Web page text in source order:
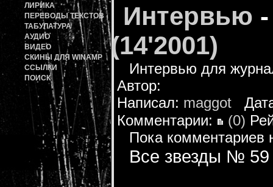
ЛИРИКА
ПЕРЕВОДЫ ТЕКСТОВ
ТАБУЛАТУРА
АУДИО
ВИДЕО
СКИНЫ ДЛЯ WINAMP
ССЫЛКИ
ПОИСК
Интервью
(14'2001)
Интервью для
Автор:
Написал: maggot
Комментарии:
(0)
Пока комментариев
Все звезды № 59